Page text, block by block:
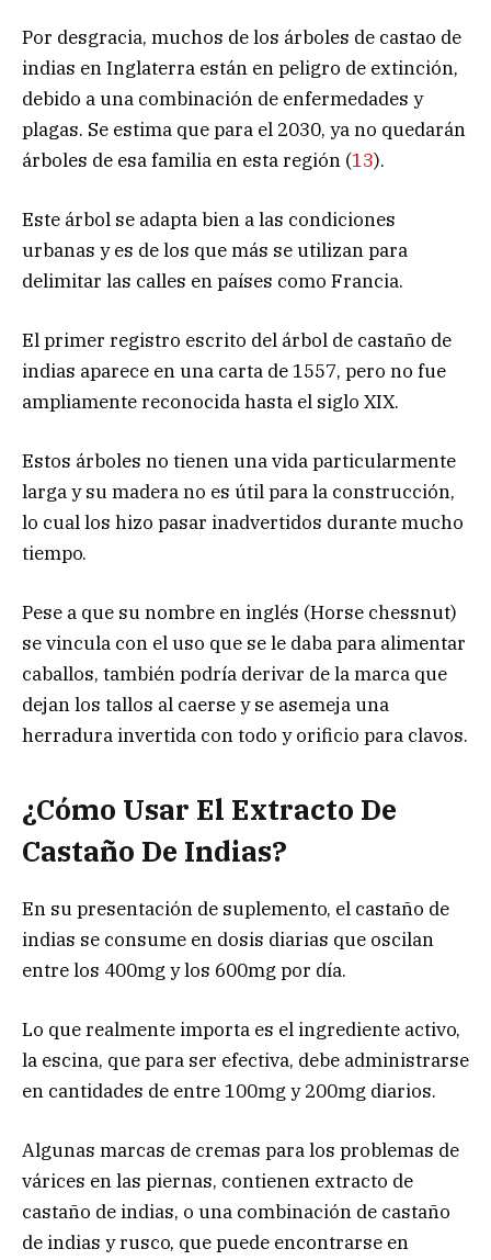
Por desgracia, muchos de los árboles de castao de
indias en Inglaterra están en peligro de extinción,
debido a una combinación de enfermedades y
plagas. Se estima que para el 2030, ya no quedarán
árboles de esa familia en esta región (13).
Este árbol se adapta bien a las condiciones
urbanas y es de los que más se utilizan para
delimitar las calles en países como Francia.
El primer registro escrito del árbol de castaño de
indias aparece en una carta de 1557, pero no fue
ampliamente reconocida hasta el siglo XIX.
Estos árboles no tienen una vida particularmente
larga y su madera no es útil para la construcción,
lo cual los hizo pasar inadvertidos durante mucho
tiempo.
Pese a que su nombre en inglés (Horse chessnut)
se vincula con el uso que se le daba para alimentar
caballos, también podría derivar de la marca que
dejan los tallos al caerse y se asemeja una
herradura invertida con todo y orificio para clavos.
¿Cómo Usar El Extracto De
Castaño De Indias?
En su presentación de suplemento, el castaño de
indias se consume en dosis diarias que oscilan
entre los 400mg y los 600mg por día.
Lo que realmente importa es el ingrediente activo,
la escina, que para ser efectiva, debe administrarse
en cantidades de entre 100mg y 200mg diarios.
Algunas marcas de cremas para los problemas de
várices en las piernas, contienen extracto de
castaño de indias, o una combinación de castaño
de indias y rusco, que puede encontrarse en